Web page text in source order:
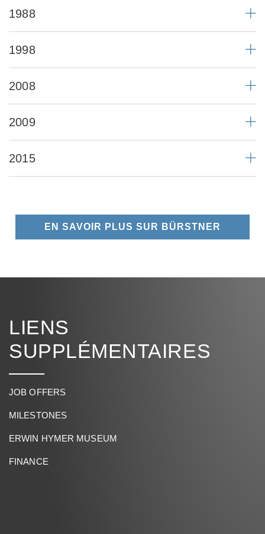
1988
1998
2008
2009
2015
EN SAVOIR PLUS SUR BÜRSTNER
LIENS
SUPPLÉMENTAIRES
JOB OFFERS
MILESTONES
ERWIN HYMER MUSEUM
FINANCE